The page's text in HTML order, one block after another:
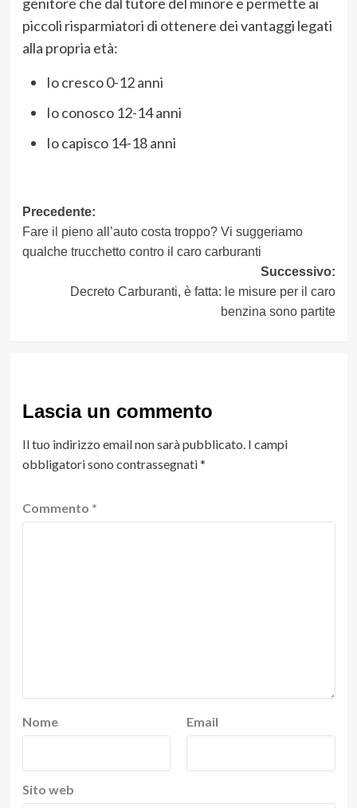
genitore che dal tutore del minore e permette ai
piccoli risparmiatori di ottenere dei vantaggi legati
alla propria età:
Io cresco 0-12 anni
Io conosco 12-14 anni
Io capisco 14-18 anni
Navigazione
articolo
Precedente:
Fare il pieno all’auto costa troppo? Vi suggeriamo
qualche trucchetto contro il caro carburanti
Successivo:
Decreto Carburanti, è fatta: le misure per il caro
benzina sono partite
Lascia un commento
Il tuo indirizzo email non sarà pubblicato. I campi
obbligatori sono contrassegnati*
Commento *
Nome Email
Sito web